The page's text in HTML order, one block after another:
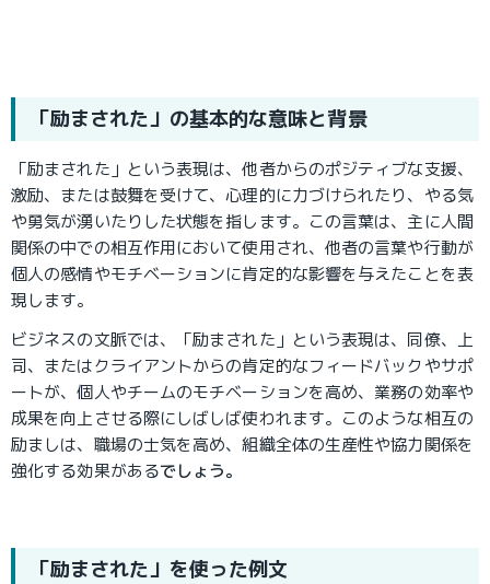
「励まされた」の基本的な意味と背景
「励まされた」という表現は、他者からのポジティブな支援、
激励、または鼓舞を受けて、心理的に力づけられたり、やる気
や勇気が湧いたりした状態を指します。この言葉は、主に人間
関係の中での相互作用において使用され、他者の言葉や行動が
個人の感情やモチベーションに肯定的な影響を与えたことを表
現します。
ビジネスの文脈では、「励まされた」という表現は、同僚、上
司、またはクライアントからの肯定的なフィードバックやサポ
ートが、個人やチームのモチベーションを高め、業務の効率や
成果を向上させる際にしばしば使われます。このような相互の
励ましは、職場の士気を高め、組織全体の生産性や協力関係を
強化する効果があるでしょう。
「励まされた」を使った例文